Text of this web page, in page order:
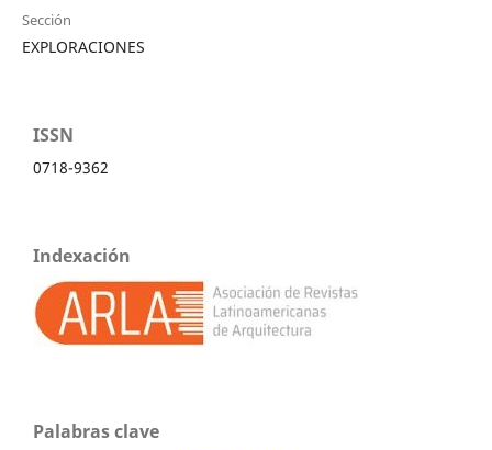
Sección
EXPLORACIONES
ISSN
0718-9362
Indexación
Palabras clave